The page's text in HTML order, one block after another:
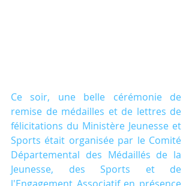
Ce soir, une belle cérémonie de
remise de médailles et de lettres de
félicitations du Ministère Jeunesse et
Sports était organisée par le Comité
Départemental des Médaillés de la
Jeunesse, des Sports et de
l'Engagement Associatif en présence